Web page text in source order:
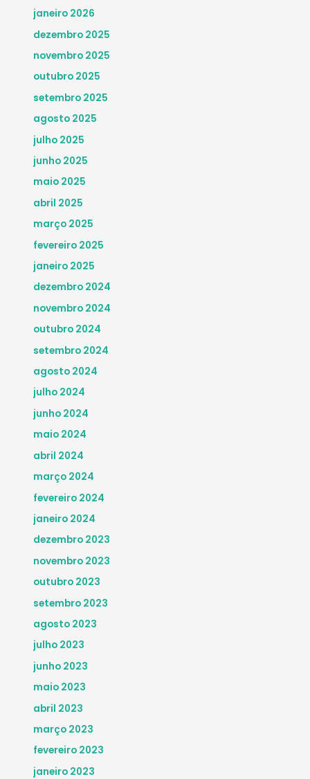
janeiro 2026
dezembro 2025
novembro 2025
outubro 2025
setembro 2025
agosto 2025
julho 2025
junho 2025
maio 2025
abril 2025
março 2025
fevereiro 2025
janeiro 2025
dezembro 2024
novembro 2024
outubro 2024
setembro 2024
agosto 2024
julho 2024
junho 2024
maio 2024
abril 2024
março 2024
fevereiro 2024
janeiro 2024
dezembro 2023
novembro 2023
outubro 2023
setembro 2023
agosto 2023
julho 2023
junho 2023
maio 2023
abril 2023
março 2023
fevereiro 2023
janeiro 2023